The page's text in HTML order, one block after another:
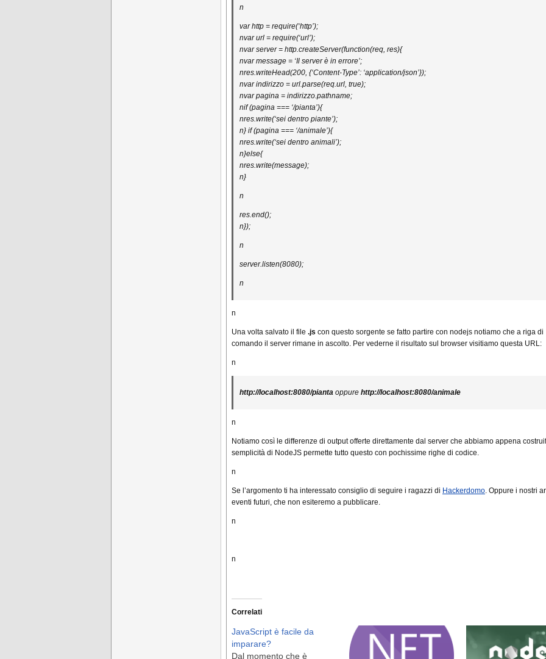
n
var http = require(‘http’);
nvar url = require(‘url’);
nvar server = http.createServer(function(req, res){
nvar message = ‘Il server è in errore’;
nres.writeHead(200, {‘Content-Type’: ‘application/json’});
nvar indirizzo = url.parse(req.url, true);
nvar pagina = indirizzo.pathname;
nif (pagina === ‘/pianta’){
nres.write(‘sei dentro piante’);
n} if (pagina === ‘/animale’){
nres.write(‘sei dentro animali’);
n}else{
nres.write(message);
n}
n
res.end();
n});
n
server.listen(8080);
n
n
Una volta salvato il file .js con questo sorgente se fatto partire con nodejs notiamo che a riga di
comando il server rimane in ascolto. Per vederne il risultato sul browser visitiamo questa URL:
n
http://localhost:8080/pianta oppure http://localhost:8080/animale
n
Notiamo così le differenze di output offerte direttamente dal server che abbiamo appena
semplicità di NodeJS permette tutto questo con pochissime righe di codice.
n
Se l’argomento ti ha interessato consiglio di seguire i ragazzi di Hackerdomo . Oppure i nostri
eventi futuri, che non esiteremo a pubblicare.
n
n
Correlati
JavaScript è facile da
imparare?
Dal momento che è